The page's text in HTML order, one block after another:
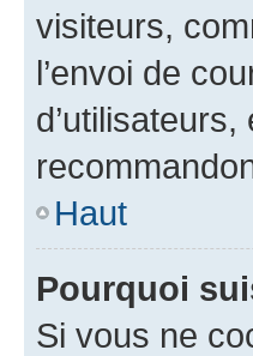
visiteurs,
l’envoi de
Haut
Pourquoi
Si vous ne